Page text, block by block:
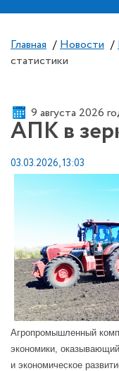
Главная / Новости /
статистики
9 августа 2026
АПК в
03.03.2026, 13:03
Агропромышленный
экономики,
и экономическое